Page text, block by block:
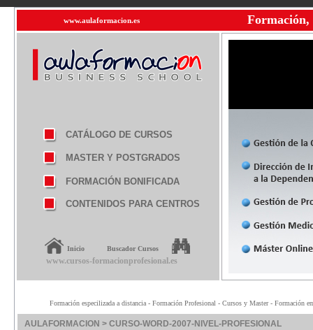
www.aulaformacion.es
CATÁLOGO DE CURSOS
MASTER Y POSTGRADOS
FORMACIÓN BONIFICADA
CONTENIDOS PARA CENTROS
Inicio Buscador Cursos
www.cursos-formacionprofesional.es
Formación especilizada a distancia - Formación Profesional - Cursos y Master - Formación
AULAFORMACION > CURSO-WORD-2007-NIVEL-PROFESIONAL